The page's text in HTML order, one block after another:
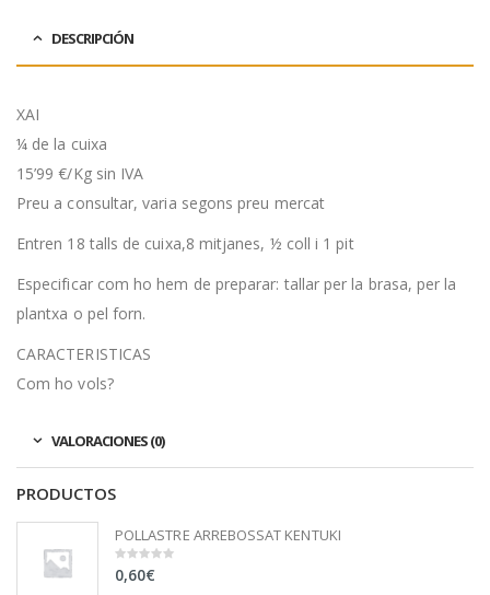
DESCRIPCIÓN
XAI
¼ de la cuixa
15’99 €/Kg sin IVA
Preu a consultar, varia segons preu mercat
Entren 18 talls de cuixa,8 mitjanes, ½ coll i 1 pit
Especificar com ho hem de preparar: tallar per la brasa, per la
plantxa o pel forn.
CARACTERISTICAS
Com ho vols?
VALORACIONES (0)
PRODUCTOS
POLLASTRE ARREBOSSAT KENTUKI
0
out
0,60€